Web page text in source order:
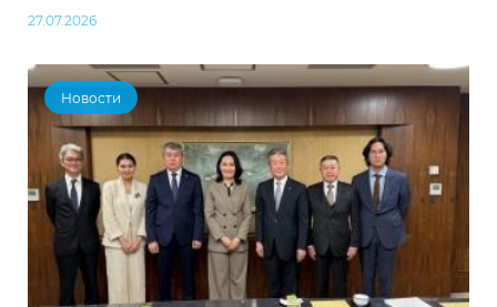
27.07.2026
Новости